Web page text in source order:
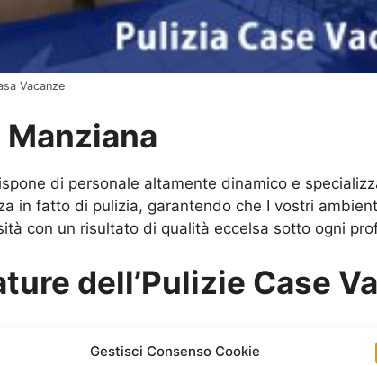
Gestisci Consenso Cookie
Vacanze
Manziana
di personale altamente dinamico e
in fatto di pulizia, garantendo che I vostri
con un risultato di qualità eccelsa sotto ogni
dell’Pulizie Case